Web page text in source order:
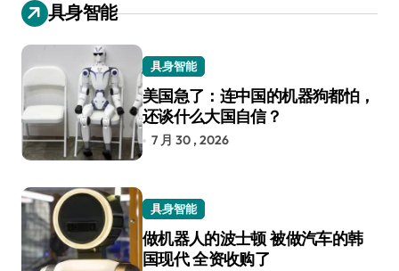
具身智能
具身智能
美国急了：连中国的机器狗都怕，
还谈什么大国自信？
7 月 30 , 2026
具身智能
做机器人的波士顿 被做汽车的韩
国现代 全资收购了